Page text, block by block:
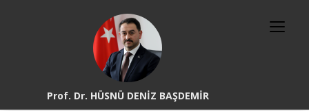
Prof. Dr. HÜSNÜ DENİZ BAŞDEMİR